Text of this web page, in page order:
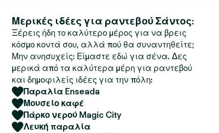
Μερικές ιδέες για ραντεβού Σάντος:
Ξέρεις ήδη το καλύτερο μέρος για να βρεις
κόσμο κοντά σου, αλλά πού θα συναντηθείτε;
Μην ανησυχείς: Είμαστε εδώ για σένα. Δες
μερικά από τα καλύτερα μέρη για ραντεβού
και δημοφιλείς ιδέες για την πόλη:
Παραλία Enseada
Μουσείο καφέ
Πάρκο νερού Magic City
Λευκή παραλία